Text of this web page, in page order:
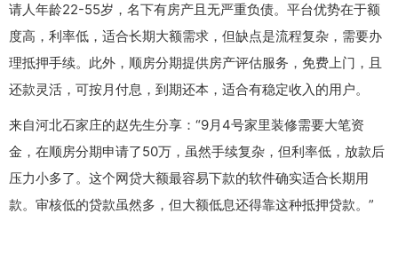
请人年龄22-55岁，名下有房产且无严重负债。平台优势在于额
度高，利率低，适合长期大额需求，但缺点是流程复杂，需要办
理抵押手续。此外，顺房分期提供房产评估服务，免费上门，且
还款灵活，可按月付息，到期还本，适合有稳定收入的用户。
来自河北石家庄的赵先生分享：“9月4号家里装修需要大笔资
金，在顺房分期申请了50万，虽然手续复杂，但利率低，放款后
压力小多了。这个网贷大额最容易下款的软件确实适合长期用
款。审核低的贷款虽然多，但大额低息还得靠这种抵押贷款。”